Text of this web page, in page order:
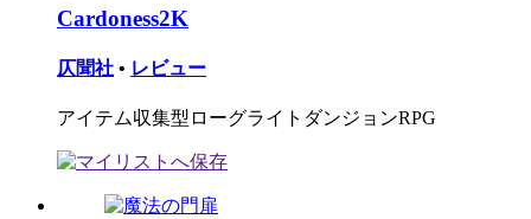
Cardoness2K
仄聞社 • レビュー
アイテム収集型ローグライトダンジョンRPG